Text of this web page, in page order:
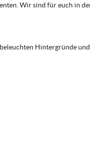
Wir sind für euch in
Hintergründe